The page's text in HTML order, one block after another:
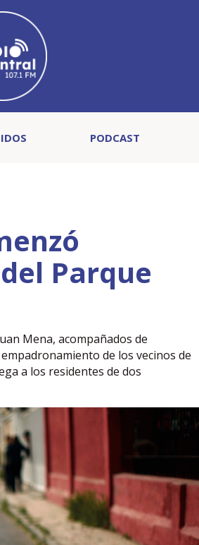
PODCAST
Parque
Mena, acompañados de
de los vecinos de
a los residentes de dos